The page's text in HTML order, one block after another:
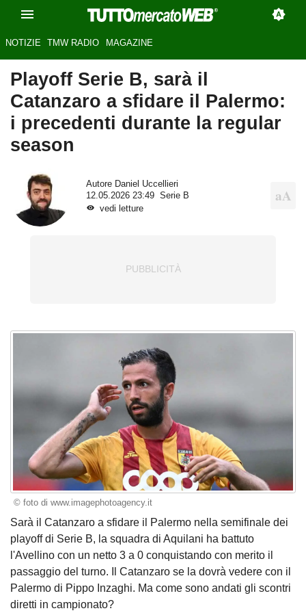
NOTIZIE TMW RADIO MAGAZINE
Playoff Serie B, sarà il
Catanzaro a sfidare il Palermo:
i precedenti durante la regular
season
Autore Daniel Uccellieri
12.05.2026 23:49
Serie B
vedi letture
© foto di www.imagephotoagency.it
Sarà il Catanzaro a sfidare il Palermo nella semifinale dei
playoff di Serie B, la squadra di Aquilani ha battuto
l'Avellino con un netto 3 a 0 conquistando con merito il
passaggio del turno. Il Catanzaro se la dovrà vedere con il
Palermo di Pippo Inzaghi. Ma come sono andati gli scontri
diretti in campionato?